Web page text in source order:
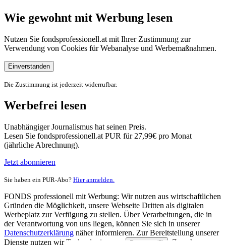
Wie gewohnt mit Werbung lesen
Nutzen Sie fondsprofessionell.at mit Ihrer Zustimmung zur
Verwendung von Cookies für Webanalyse und Werbemaßnahmen.
Einverstanden
Die Zustimmung ist jederzeit widerrufbar.
Werbefrei lesen
Unabhängiger Journalismus hat seinen Preis.
Lesen Sie fondsprofessionell.at PUR für 27,99€ pro Monat
(jährliche Abrechnung).
Jetzt abonnieren
Sie haben ein PUR-Abo? Hier anmelden.
FONDS professionell mit Werbung: Wir nutzen aus wirtschaftlichen
Gründen die Möglichkeit, unsere Webseite Dritten als digitalen
Werbeplatz zur Verfügung zu stellen. Über Verarbeitungen, die in
der Verantwortung von uns liegen, können Sie sich in unserer
Datenschutzerklärung näher informieren. Zur Bereitstellung unserer
Dienste nutzen wir Technologien von
Partnern (5)
. Zwecke: